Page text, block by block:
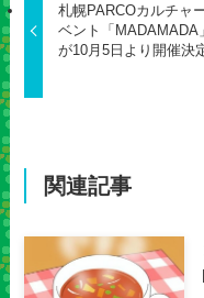
札幌PARCOカルチャ
ベント「MADAMADA」
が10月5日より開催決
関連記事